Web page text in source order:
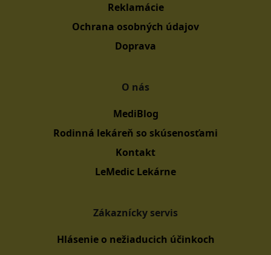
Reklamácie
Ochrana osobných údajov
Doprava
O nás
MediBlog
Rodinná lekáreň so skúsenosťami
Kontakt
LeMedic Lekárne
Zákaznícky servis
Hlásenie o nežiaducich účinkoch